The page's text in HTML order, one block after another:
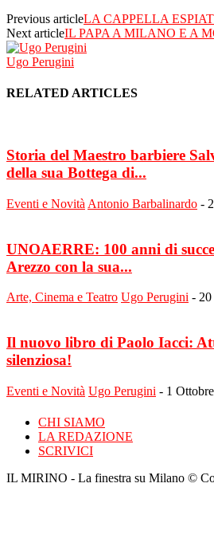
Previous articleLA CAPPELLA
Next articleIL PAPA A MILANO E A
Ugo Perugini
RELATED ARTICLES
Storia del Maestro barbiere
della sua Bottega di...
Eventi e Novità Antonio Barbalinardo -
UNOAERRE: 100 anni di
Arezzo con la sua...
Arte, Cinema e Teatro Ugo Perugini -
Il nuovo libro di Paolo Iacci:
silenziosa!
Eventi e Novità Ugo Perugini - 1
CHI SIAMO
LA REDAZIONE
SCRIVICI
IL MIRINO - La finestra su Milano ©